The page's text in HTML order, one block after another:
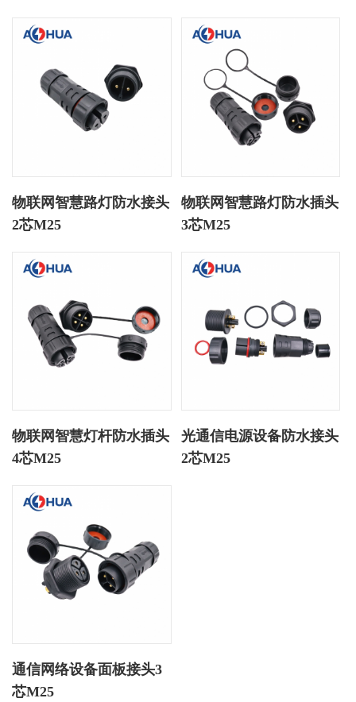
物联网智慧路灯防水接头
2芯M25
物联网智慧路灯防水插头
3芯M25
物联网智慧灯杆防水插头
4芯M25
光通信电源设备防水接头
2芯M25
通信网络设备面板接头3
芯M25